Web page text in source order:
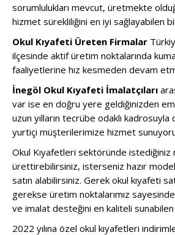
sorumlulukları mevcut, üretmekte
hizmet sürekliliğini en iyi sağlayabilen
Okul Kıyafeti Üreten Firmalar
ilçesinde aktif üretim noktalarında
faaliyetlerine hız kesmeden devam
İnegöl Okul Kıyafeti İmalatçıları
var ise en doğru yere geldiğinizden
uzun yılların tecrübe odaklı kadrosuyla
yurtiçi müşterilerimize hizmet
Okul Kıyafetleri sektöründe
ürettirebilirsiniz, isterseniz hazır
satın alabilirsiniz. Gerek okul kıyafeti
gerekse üretim noktalarımız
ve imalat desteğini en kaliteli
2022 yılına özel okul kıyafetleri